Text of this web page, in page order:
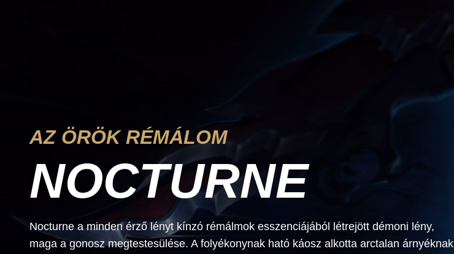
AZ ÖRÖK RÉMÁLOM
NOCTURNE
Nocturne a minden érző lényt kínzó rémálmok esszenciájából létrejött démoni lény,
maga a gonosz megtestesülése. A folyékonynak ható káosz alkotta arctalan árnyéknak